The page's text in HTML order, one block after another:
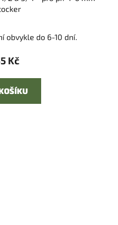
obvykle do 6-10 dní.
Kč